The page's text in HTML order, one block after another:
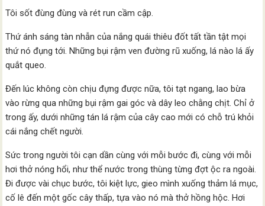
Tôi sốt đùng đùng và rét run cầm cập.
Thứ ánh sáng tàn nhẫn của nắng quái thiêu đốt tất tần tật mọi
thứ nó đụng tới. Những bụi rậm ven đường rũ xuống, lá nào lá ấy
quắt queo.
Đến lúc không còn chịu đựng được nữa, tôi tạt ngang, lao bừa
vào rừng qua những bụi rậm gai góc và dây leo chằng chịt. Chỉ ở
trong ấy, dưới những tán lá rậm của cây cao mới có chỗ trú khỏi
cái nắng chết người.
Sức trong người tôi cạn dần cùng với mỗi bước đi, cùng với mỗi
hơi thở nóng hổi, như thể nước trong thùng từng đợt ộc ra ngoài.
Đi được vài chục bước, tôi kiệt lực, gieo mình xuống thảm lá mục,
cố lê đến một gốc cây thấp, tựa vào nó mà thở hồng hộc. Hơi